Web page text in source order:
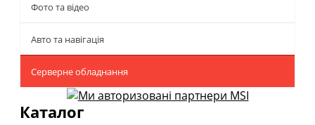
Фото та відео
Авто та навігація
Серверне обладнання
Каталог